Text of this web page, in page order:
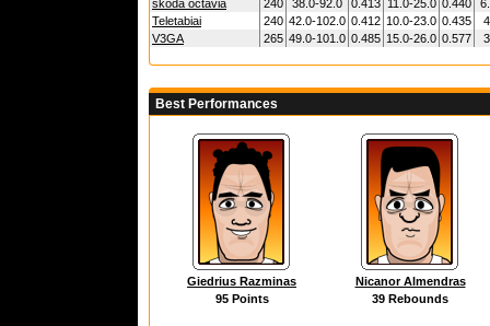
skoda octavia
240 38.0-92.0 0.413 11.0-25.0 0.440
Teletabiai
240 42.0-102.0 0.412 10.0-23.0 0.435
V3GA
265 49.0-101.0 0.485 15.0-26.0 0.577
Best Performances
Giedrius Razminas
95 Points
Nicanor Almendras
39 Rebounds